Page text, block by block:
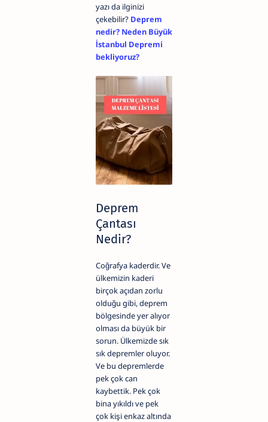
yazı da ilginizi
çekebilir? Deprem
nedir? Neden Büyük
İstanbul Depremi
bekliyoruz?
Deprem
Çantası
Nedir?
Coğrafya kaderdir. Ve
ülkemizin kaderi
birçok açıdan zorlu
olduğu gibi, deprem
bölgesinde yer alıyor
olması da büyük bir
sorun. Ülkemizde sık
sık depremler oluyor.
Ve bu depremlerde
pek çok can
kaybettik. Pek çok
bina yıkıldı ve pek
çok kişi enkaz altında